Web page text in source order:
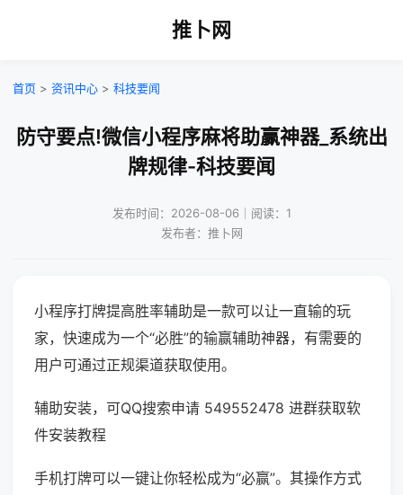
推卜网
首页 > 资讯中心 > 科技要闻
防守要点!微信小程序麻将助赢神器_系统出
牌规律-科技要闻
发布时间：2026-08-06｜阅读：1
发布者：推卜网
小程序打牌提高胜率辅助是一款可以让一直输的玩
家，快速成为一个“必胜”的输赢辅助神器，有需要的
用户可通过正规渠道获取使用。
辅助安装，可QQ搜索申请 549552478 进群获取软
件安装教程
手机打牌可以一键让你轻松成为“必赢”。其操作方式